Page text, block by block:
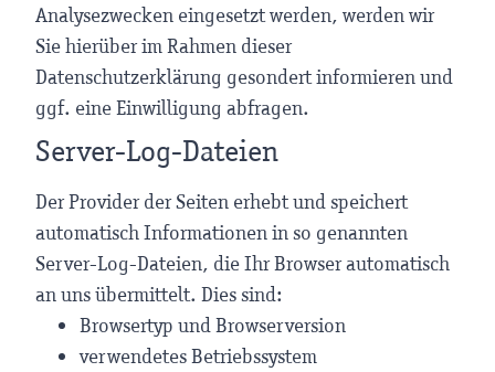
Analysezwecken eingesetzt werden, werden wir
Sie hierüber im Rahmen dieser
Datenschutzerklärung gesondert informieren und
ggf. eine Einwilligung abfragen.
Server-Log-Dateien
Der Provider der Seiten erhebt und speichert
automatisch Informationen in so genannten
Server-Log-Dateien, die Ihr Browser automatisch
an uns übermittelt. Dies sind:
Browsertyp und Browserversion
verwendetes Betriebssystem